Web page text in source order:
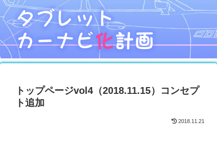
トップページvol4（2018.11.15）コンセプ
ト追加
2018.11.21